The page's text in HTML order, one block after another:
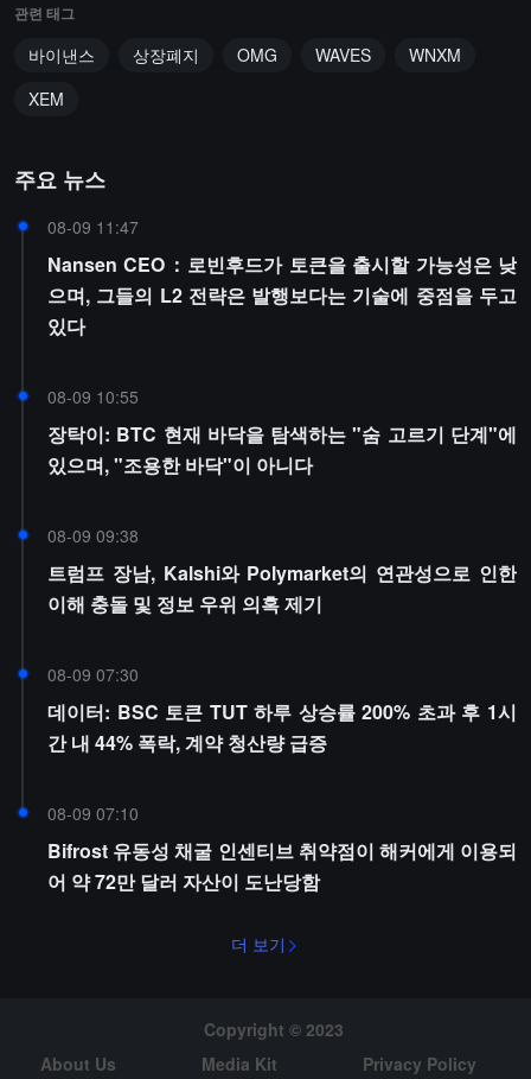
관련 태그
바이낸스 상장폐지 OMG WAVES
WNXM
XEM
주요 뉴스
08-09 11:47
Nansen CEO：로빈후드가 토큰을 출시할 가능성은 낮
으며, 그들의 L2 전략은 발행보다는 기술에 중점을 두고
있다
08-09 10:55
장탁이: BTC 현재 바닥을 탐색하는 "숨 고르기 단계"에
있으며, "조용한 바닥"이 아니다
08-09 09:38
트럼프 장남, Kalshi와 Polymarket의 연관성으로 인한
이해 충돌 및 정보 우위 의혹 제기
08-09 07:30
데이터: BSC 토큰 TUT 하루 상승률 200% 초과 후 1시
간 내 44% 폭락, 계약 청산량 급증
08-09 07:10
Bifrost 유동성 채굴 인센티브 취약점이 해커에게 이용되
어 약 72만 달러 자산이 도난당함
더 보기
Copyright © 2023
About Us
Media Kit Privacy Policy